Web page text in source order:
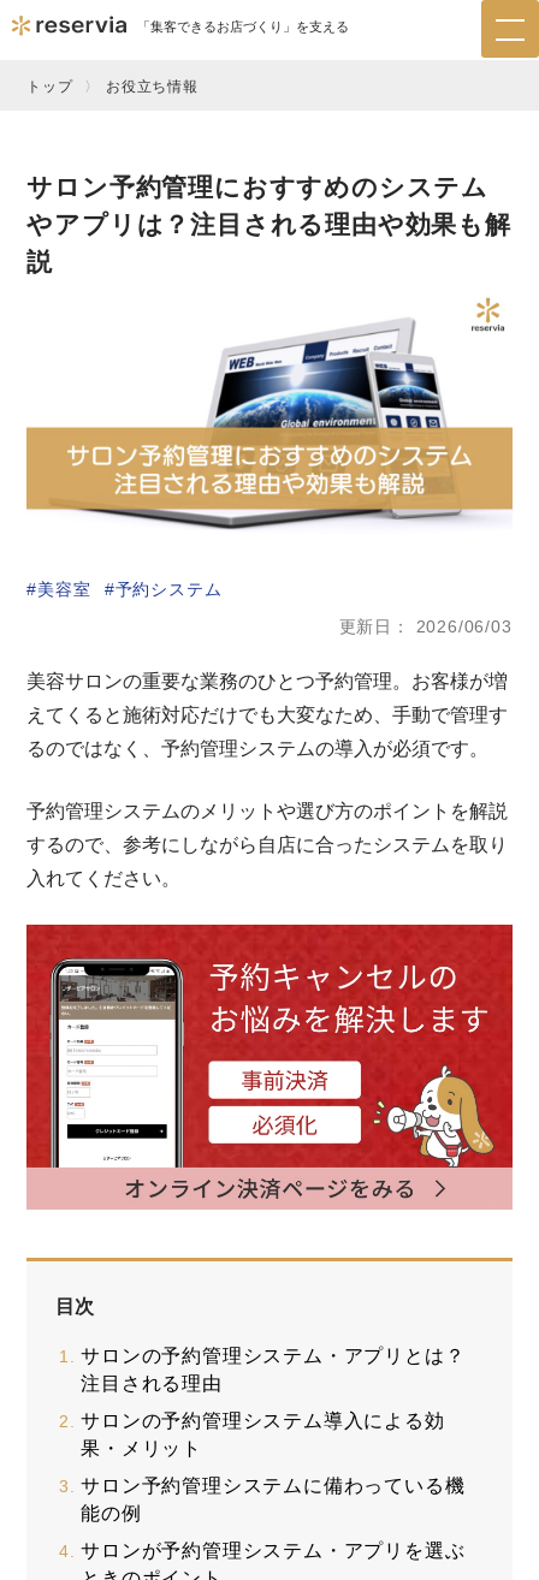
「集客できるお店づくり」を支える
トップ お役立ち情報
サロン予約管理におすすめのシステム
やアプリは？注目される理由や効果も解
説
美容室
予約システム
更新日
2026/06/03
美容サロンの重要な業務のひとつ予約管理。お客様が増
えてくると施術対応だけでも大変なため、手動で管理す
るのではなく、予約管理システムの導入が必須です。
予約管理システムのメリットや選び方のポイントを解説
するので、参考にしながら自店に合ったシステムを取り
入れてください。
目次
サロンの予約管理システム・アプリとは？
注目される理由
サロンの予約管理システム導入による効
果・メリット
サロン予約管理システムに備わっている機
能の例
サロンが予約管理システム・アプリを選ぶ